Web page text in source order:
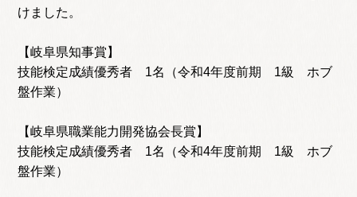
けました。
【岐阜県知事賞】
技能検定成績優秀者 1名（令和4年度前期 1級 ホブ
盤作業）
【岐阜県職業能力開発協会長賞】
技能検定成績優秀者 1名（令和4年度前期 1級 ホブ
盤作業）